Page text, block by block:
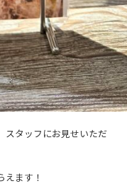
スタッフにお見せいただ
えます！